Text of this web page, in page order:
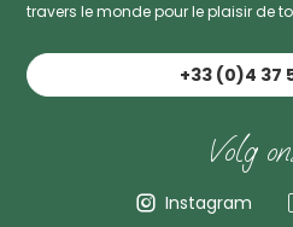
travers le monde pour le plaisir de
+33 (0)4 37
Volg
Instagram